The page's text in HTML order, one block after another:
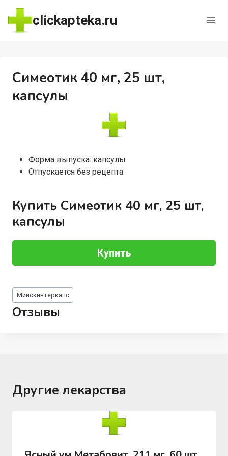
Перейти
содержимому
clickapteka.ru
Симеотик 40 мг, 25 шт,
капсулы
Форма выпуска: капсулы
Отпускается без рецепта
Купить Симеотик 40 мг, 25 шт,
капсулы
Купить
Метки
записи:
Минскинтеркапс
Отзывы
Другие лекарства